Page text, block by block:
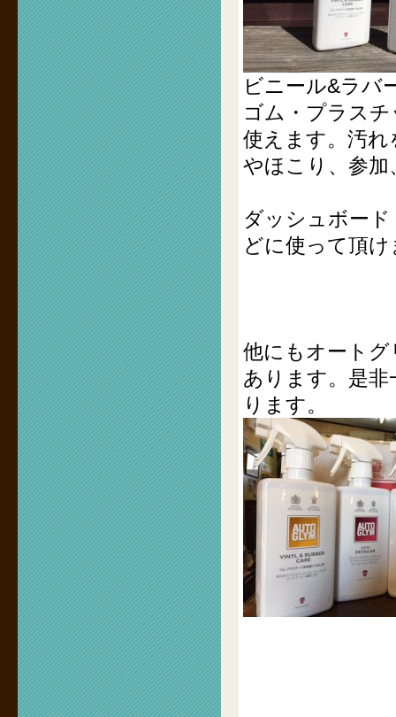
ビニール&ラバ
ゴム・プラス
使えます。汚れ
やほこり、参
ダッシュボー
どに使って頂
他にもオート
あります。是
ります。